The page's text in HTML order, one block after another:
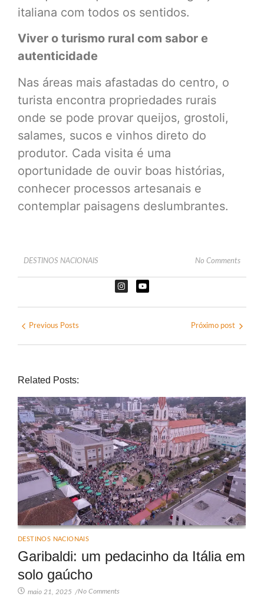
italiana com todos os sentidos.
Viver o turismo rural com sabor e
autenticidade
Nas áreas mais afastadas do centro, o
turista encontra propriedades rurais
onde se pode provar queijos, grostoli,
salames, sucos e vinhos direto do
produtor. Cada visita é uma
oportunidade de ouvir boas histórias,
conhecer processos artesanais e
contemplar paisagens deslumbrantes.
DESTINOS NACIONAIS No Comments
Previous Posts Próximo post
Related Posts:
DESTINOS NACIONAIS
Garibaldi: um pedacinho da Itália em
solo gaúcho
maio 21, 2025 /No Comments